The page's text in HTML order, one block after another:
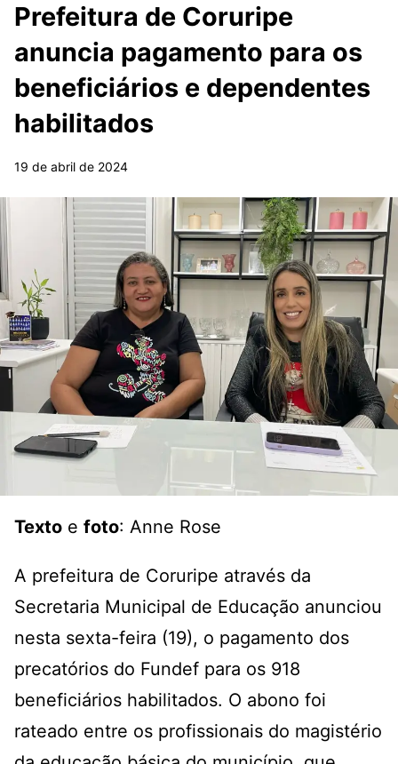
Prefeitura de Coruripe
anuncia pagamento para os
beneficiários e dependentes
habilitados
19 de abril de 2024
Texto e foto: Anne Rose
A prefeitura de Coruripe através da
Secretaria Municipal de Educação anunciou
nesta sexta-feira (19), o pagamento dos
precatórios do Fundef para os 918
beneficiários habilitados. O abono foi
rateado entre os profissionais do magistério